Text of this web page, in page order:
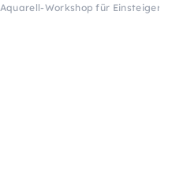
Aquarell-Workshop für Einsteiger